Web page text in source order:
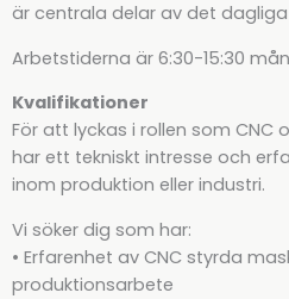
är centrala delar av det
Arbetstiderna är 6:30-15:30
Kvalifikationer
För att lyckas i rollen som CNC
har ett tekniskt intresse och
inom produktion eller industri.
Vi söker dig som har:
• Erfarenhet av CNC styrda
produktionsarbete